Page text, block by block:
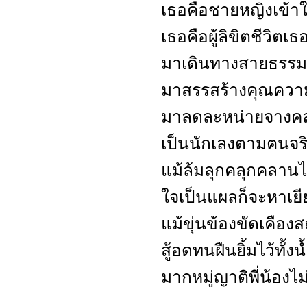
เธอคือชายหญิงเข้า
เธอคือผู้ลิขิตชีวิตเธ
มาเดินทางสายธร
มาสรรสร้างคุณควา
มาลดละหน่ายจางค
เป็นนักเลงตามฅนจ
แม้ล้มลุกคลุกคลาน
ใจเป็นแผลก็จะหาเยี
แม้ขุ่นข้องขัดเคืองส
สู้อดทนฝืนยิ้มไว้ทั้ง
มากหมู่ญาติพี่น้องไ